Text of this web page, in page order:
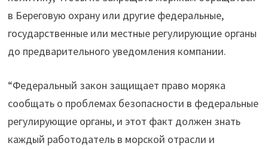
в Береговую охрану или другие федеральные,
государственные или местные регулирующие органы
до предварительного уведомления компании.
“Федеральный закон защищает право моряка
сообщать о проблемах безопасности в федеральные
регулирующие органы, и этот факт должен знать
каждый работодатель в морской отрасли и